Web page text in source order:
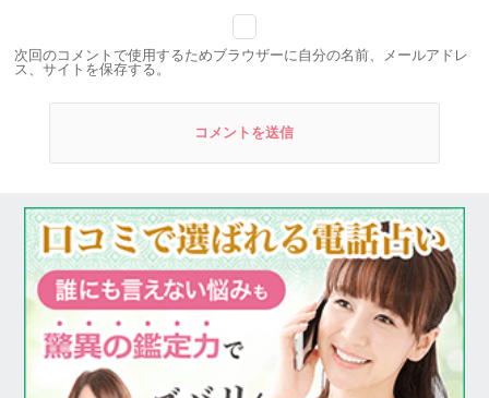
次回のコメントで使用するためブラウザーに自分の名前、メールアドレ
ス、サイトを保存する。